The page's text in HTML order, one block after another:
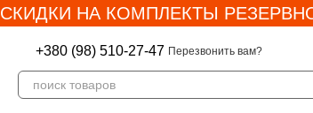
СКИДКИ НА КОМПЛЕКТЫ
+380 (98) 510-27-47 Перезвонить вам?